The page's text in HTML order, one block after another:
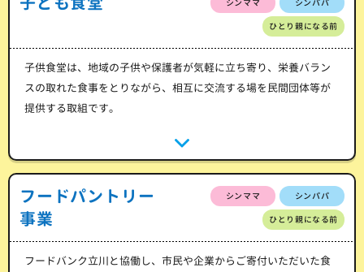
ひとり親になる前
子供食堂は、地域の子供や保護者が気軽に立ち寄り、栄養バラン
スの取れた食事をとりながら、相互に交流する場を民間団体等が
提供する取組です。
フードパントリー
事業
シンママ シンパパ
ひとり親になる前
フードバンク立川と協働し、市民や企業からご寄付いただいた食